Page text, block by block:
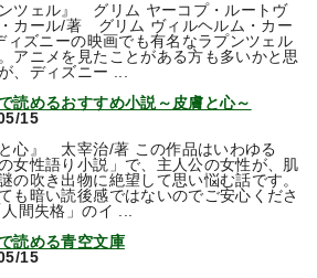
ンツェル』 グリム ヤーコプ・ルートヴ
カール/著 グリム ヴィルヘルム・カー
ィズニーの映画でも有名なラプンツェル
アニメを見たことがある方も多いかと思
、ディズニー ...
読めるおすすめ小説～皮膚と心～
15
と心』 太宰治/著 この作品はいわゆる
の女性語り小説」で、主人公の女性が、肌
の吹き出物に絶望して思い悩む話です。
も暗い読後感ではないのでご安心くださ
間失格」のイ ...
読める青空文庫
15